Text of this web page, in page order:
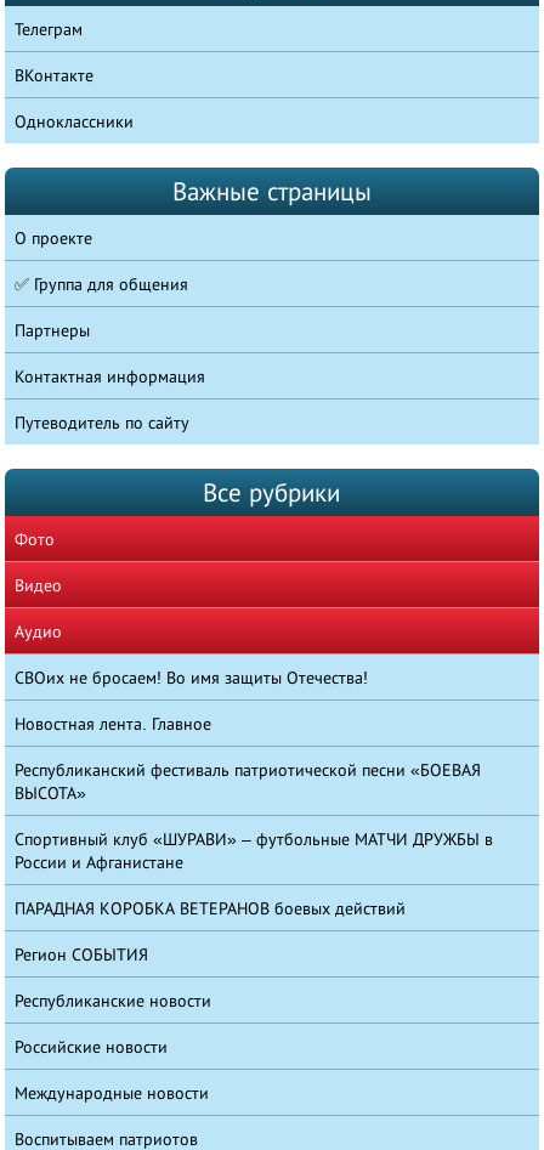
Телеграм
ВКонтакте
Одноклассники
Важные страницы
О проекте
✅ Группа для общения
Партнеры
Контактная информация
Путеводитель по сайту
Все рубрики
Фото
Видео
Аудио
СВОих не бросаем! Во имя защиты Отечества!
Новостная лента. Главное
Республиканский фестиваль патриотической песни «БОЕВАЯ
ВЫСОТА»
Спортивный клуб «ШУРАВИ» – футбольные МАТЧИ ДРУЖБЫ в
России и Афганистане
ПАРАДНАЯ КОРОБКА ВЕТЕРАНОВ боевых действий
Регион СОБЫТИЯ
Республиканские новости
Российские новости
Международные новости
Воспитываем патриотов